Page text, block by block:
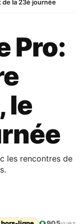
de la 23è journée
Pro:
le
les rencontres de